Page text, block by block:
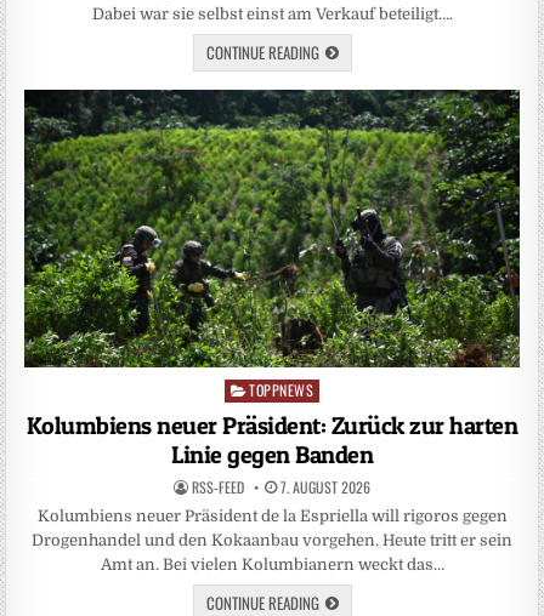
Dabei war sie selbst einst am Verkauf beteiligt….
CONTINUE READING
Posted
in
TOPPNEWS
Kolumbiens neuer Präsident: Zurück zur harten
Linie gegen Banden
RSS-FEED 7. AUGUST 2026
Kolumbiens neuer Präsident de la Espriella will rigoros gegen
Drogenhandel und den Kokaanbau vorgehen. Heute tritt er sein
Amt an. Bei vielen Kolumbianern weckt das…
CONTINUE READING